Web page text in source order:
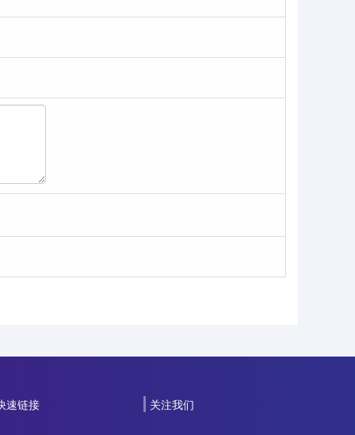
速链接 关注我们